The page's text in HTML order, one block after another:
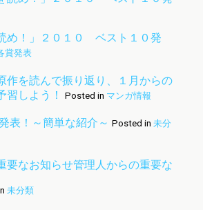
め！」２０１０ ベスト１０発
賞発表
作を読んで振り返り、１月からの
習しよう！
Posted in マンガ情報
表！～簡単な紹介～ Posted in 未分
管理人からの重要な
未分類